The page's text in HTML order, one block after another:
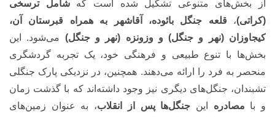
از بخش‌های متنوعی تشکیل شده است کهشامل ترسخی
(کراتی)، قلعه جنگل بائوده، آقاشهر به همراه قبرستان آن،
کیجاوزان (نهر و جنگل) و وزونزه (نهر و جنگل) می‌شود. این
بخش‌ها با تنوع طبیعی و فرهنگی خود، یک تجربه گردشگری
منحصر به فرد را ارائه می‌دهند. همچنین، در نزدیکی پارک جنگلی
تشبندان، جنگل‌های دیگری نیز وجود داشته‌اند که با گذشت زمان
و با مصادره این جنگل‌ها پس از انقلاب، به عنوان زمین‌های